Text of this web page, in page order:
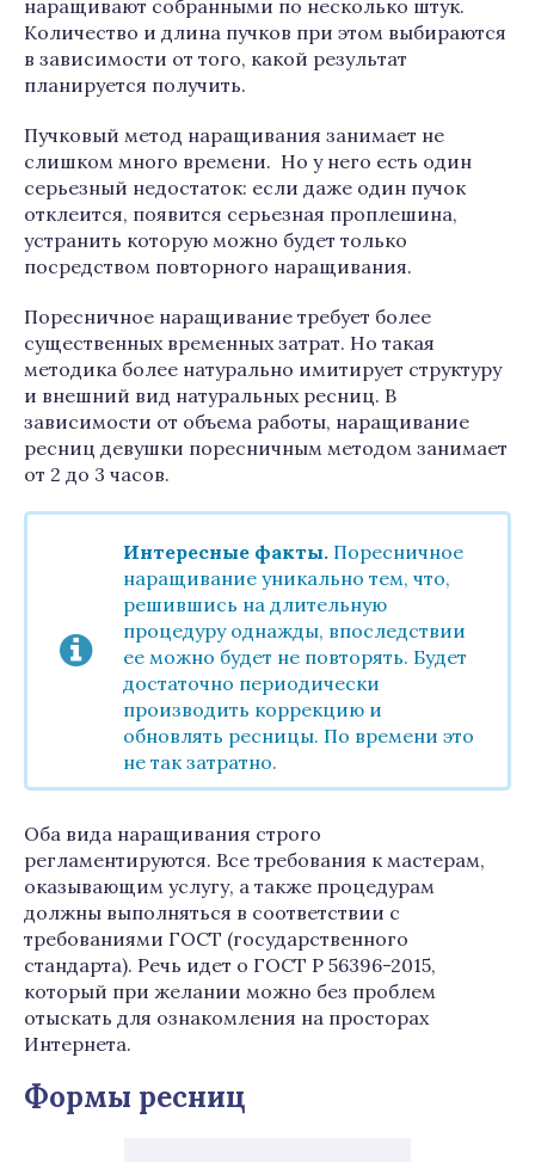
наращивают собранными по несколько штук.
Количество и длина пучков при этом выбираются
в зависимости от того, какой результат
планируется получить.
Пучковый метод наращивания занимает не
слишком много времени. Но у него есть один
серьезный недостаток: если даже один пучок
отклеится, появится серьезная проплешина,
устранить которую можно будет только
посредством повторного наращивания.
Поресничное наращивание требует более
существенных временных затрат. Но такая
методика более натурально имитирует структуру
и внешний вид натуральных ресниц. В
зависимости от объема работы, наращивание
ресниц девушки поресничным методом занимает
от 2 до 3 часов.
Интересные факты. Поресничное
наращивание уникально тем, что,
решившись на длительную
процедуру однажды, впоследствии
ее можно будет не повторять. Будет
достаточно периодически
производить коррекцию и
обновлять ресницы. По времени это
не так затратно.
Оба вида наращивания строго
регламентируются. Все требования к мастерам,
оказывающим услугу, а также процедурам
должны выполняться в соответствии с
требованиями ГОСТ (государственного
стандарта). Речь идет о ГОСТ Р 56396-2015,
который при желании можно без проблем
отыскать для ознакомления на просторах
Интернета.
Формы ресниц